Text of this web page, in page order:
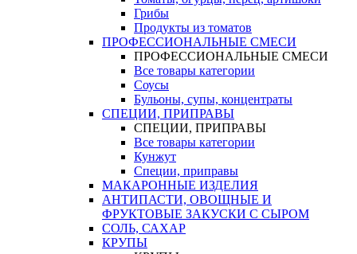
Грибы
Продукты из томатов
ПРОФЕССИОНАЛЬНЫЕ СМЕСИ
ПРОФЕССИОНАЛЬНЫЕ СМЕСИ
Все товары категории
Соусы
Бульоны, супы, концентраты
СПЕЦИИ, ПРИПРАВЫ
СПЕЦИИ, ПРИПРАВЫ
Все товары категории
Кунжут
Специи, приправы
МАКАРОННЫЕ ИЗДЕЛИЯ
АНТИПАСТИ, ОВОЩНЫЕ И
ФРУКТОВЫЕ ЗАКУСКИ С СЫРОМ
СОЛЬ, САХАР
КРУПЫ